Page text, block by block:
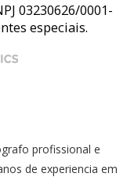
03230626/0001-
especiais.
profissional e
de experiencia em